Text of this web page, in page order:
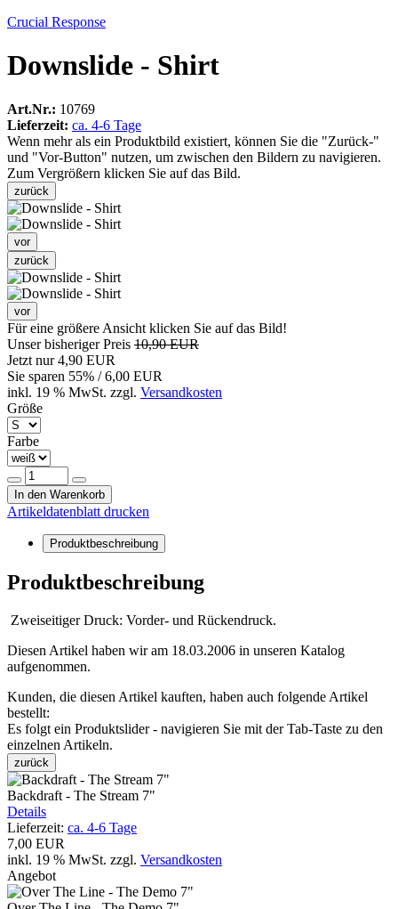
Crucial Response
Downslide - Shirt
Art.Nr.: 10769
Lieferzeit: ca. 4-6 Tage
Wenn mehr als ein Produktbild existiert, können Sie die "Zurück-"
und "Vor-Button" nutzen, um zwischen den Bildern zu navigieren.
Zum Vergrößern klicken Sie auf das Bild.
zurück
vor
zurück
vor
Für eine größere Ansicht klicken Sie auf das Bild!
Unser bisheriger Preis 10,90 EUR
Jetzt nur4,90 EUR
Sie sparen 55% / 6,00 EUR
inkl. 19 % MwSt. zzgl. Versandkosten
Größe
Farbe
In den Warenkorb
Artikeldatenblatt drucken
Produktbeschreibung
Produktbeschreibung
Zweiseitiger Druck: Vorder- und Rückendruck.
Diesen Artikel haben wir am 18.03.2006 in unseren Katalog
aufgenommen.
Kunden, die diesen Artikel kauften, haben auch folgende Artikel
bestellt:
Es folgt ein Produktslider - navigieren Sie mit der Tab-Taste zu den
einzelnen Artikeln.
zurück
Backdraft - The Stream 7"
Details
Lieferzeit: ca. 4-6 Tage
7,00 EUR
inkl. 19 % MwSt. zzgl. Versandkosten
Angebot